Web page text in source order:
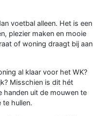
voetbal alleen. Het is een
plezier maken en mooie
of woning draagt bij aan
al klaar voor het WK?
Misschien is dit hét
handen uit de mouwen te
te hullen.